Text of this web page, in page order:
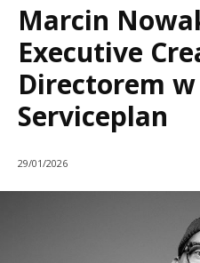
Marcin
Executive
Directorem w
Serviceplan
29/01/2026